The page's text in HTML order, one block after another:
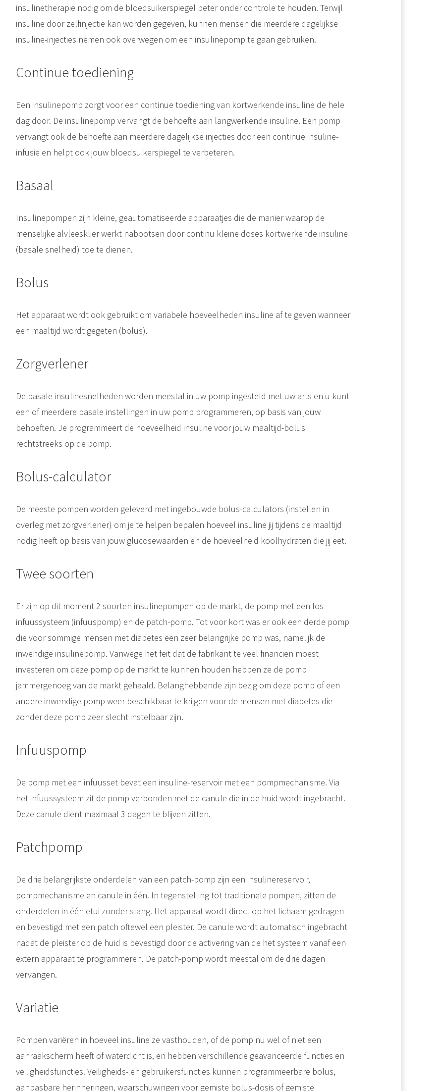
insulinetherapie nodig om de bloedsuikerspiegel beter onder controle te houden. Terwijl
insuline door zelfinjectie kan worden gegeven, kunnen mensen die meerdere dagelijkse
insuline-injecties nemen ook overwegen om een insulinepomp te gaan gebruiken.
Continue toediening
Een insulinepomp zorgt voor een continue toediening van kortwerkende insuline de hele
dag door. De insulinepomp vervangt de behoefte aan langwerkende insuline. Een pomp
vervangt ook de behoefte aan meerdere dagelijkse injecties door een continue insuline-
infusie en helpt ook jouw bloedsuikerspiegel te verbeteren.
Basaal
Insulinepompen zijn kleine, geautomatiseerde apparaatjes die de manier waarop de
menselijke alvleesklier werkt nabootsen door continu kleine doses kortwerkende insuline
(basale snelheid) toe te dienen.
Bolus
Het apparaat wordt ook gebruikt om variabele hoeveelheden insuline af te geven wanneer
een maaltijd wordt gegeten (bolus).
Zorgverlener
De basale insulinesnelheden worden meestal in uw pomp ingesteld met uw arts en u kunt
een of meerdere basale instellingen in uw pomp programmeren, op basis van jouw
behoeften. Je programmeert de hoeveelheid insuline voor jouw maaltijd-bolus
rechtstreeks op de pomp.
Bolus-calculator
De meeste pompen worden geleverd met ingebouwde bolus-calculators (instellen in
overleg met zorgverlener) om je te helpen bepalen hoeveel insuline jij tijdens de maaltijd
nodig heeft op basis van jouw glucosewaarden en de hoeveelheid koolhydraten die jij eet.
Twee soorten
Er zijn op dit moment 2 soorten insulinepompen op de markt, de pomp met een los
infuussysteem (infuuspomp) en de patch-pomp. Tot voor kort was er ook een derde pomp
die voor sommige mensen met diabetes een zeer belangrijke pomp was, namelijk de
inwendige insulinepomp. Vanwege het feit dat de fabrikant te veel financiën moest
investeren om deze pomp op de markt te kunnen houden hebben ze de pomp
jammergenoeg van de markt gehaald. Belanghebbende zijn bezig om deze pomp of een
andere inwendige pomp weer beschikbaar te krijgen voor de mensen met diabetes die
zonder deze pomp zeer slecht instelbaar zijn.
Infuuspomp
De pomp met een infuusset bevat een insuline-reservoir met een pompmechanisme. Via
het infuussysteem zit de pomp verbonden met de canule die in de huid wordt ingebracht.
Deze canule dient maximaal 3 dagen te blijven zitten.
Patchpomp
De drie belangrijkste onderdelen van een patch-pomp zijn een insulinereservoir,
pompmechanisme en canule in één. In tegenstelling tot traditionele pompen, zitten de
onderdelen in één etui zonder slang. Het apparaat wordt direct op het lichaam gedragen
en bevestigd met een patch oftewel een pleister. De canule wordt automatisch ingebracht
nadat de pleister op de huid is bevestigd door de activering van de het systeem vanaf een
extern apparaat te programmeren. De patch-pomp wordt meestal om de drie dagen
vervangen.
Variatie
Pompen variëren in hoeveel insuline ze vasthouden, of de pomp nu wel of niet een
aanraakscherm heeft of waterdicht is, en hebben verschillende geavanceerde functies en
veiligheidsfuncties. Veiligheids- en gebruikersfuncties kunnen programmeerbare bolus,
aanpasbare herinneringen, waarschuwingen voor gemiste bolus-dosis of gemiste